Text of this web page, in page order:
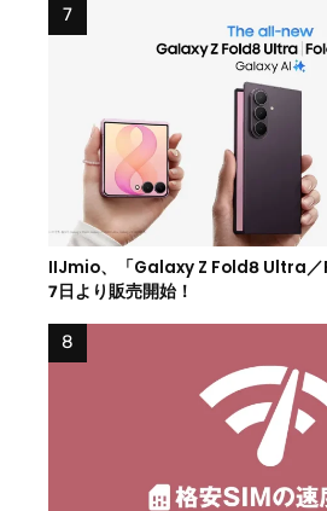
IIJmio、「Galaxy Z Fold8 Ultra
7日より販売開始！